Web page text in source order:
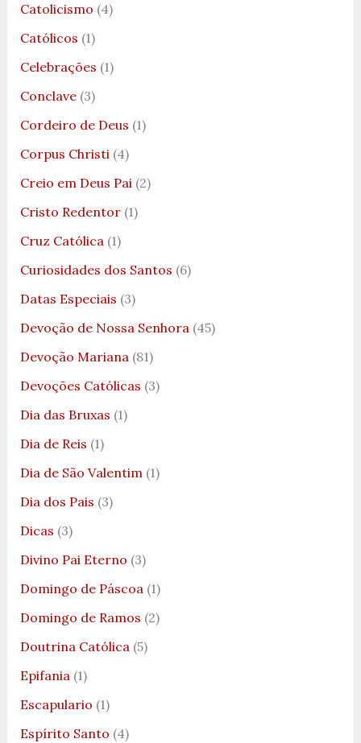
Catolicismo (4)
Católicos (1)
Celebrações (1)
Conclave(3)
Cordeiro de Deus (1)
Corpus Christi(4)
Creio em Deus Pai(2)
Cristo Redentor(1)
Cruz Católica(1)
Curiosidades dos Santos (6)
Datas Especiais (3)
Devoção de Nossa Senhora(45)
Devoção Mariana(81)
Devoções Católicas (3)
Dia das Bruxas (1)
Dia de Reis (1)
Dia de São Valentim(1)
Dia dos Pais (3)
Dicas (3)
Divino Pai Eterno (3)
Domingo de Páscoa(1)
Domingo de Ramos (2)
Doutrina Católica(5)
Epifania(1)
Escapulario (1)
Espírito Santo (4)